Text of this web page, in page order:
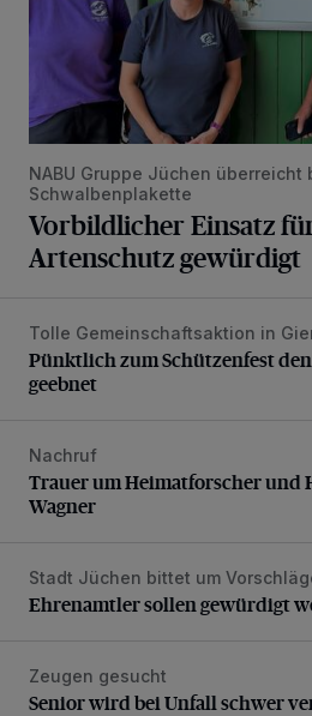
NABU Gruppe Jüchen überreicht
Schwalbenplakette
Vorbildlicher Einsatz
Artenschutz gewürdigt
Pünktlich zum Schützenfest
Tolle Gemeinschaftsaktion in
Pünktlich zum Schützenfest
geebnet
Trauer um Heimatforscher und
Nachruf
Trauer um Heimatforscher und
Wagner
Ehrenamtler sollen gewürdigt
Stadt Jüchen bittet um
Ehrenamtler sollen gewürdigt
Senior wird bei Unfall schwer
Zeugen gesucht
Senior wird bei Unfall schwer